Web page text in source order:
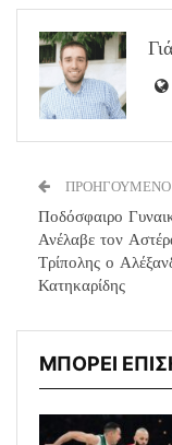
ΠΡΟΗΓΟΥΜΕΝΟ
Ποδόσφαιρο
Ανέλαβε τον
Τρίπολης ο
Κατηκαρίδης
ΜΠΟΡΕΙ